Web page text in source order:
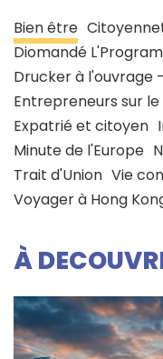
Bien être
Diomandé
Drucker à l'ouvrage
Entrepreneurs sur
Expatrié et citoyen
Minute de l'Europe
Trait d'Union Vie
Voyager à Hong
À